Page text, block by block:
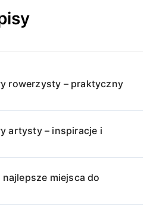
rowerzysty – praktyczny
artysty – inspiracje i
miejsca do